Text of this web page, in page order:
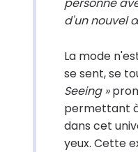
d'un nouvel
La mode
se sent, se
Seeing »
permettant
dans cet
yeux. Cette